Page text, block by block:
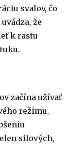
svalov, čo
že
k rastu
začína užívať
režimu.
silových,